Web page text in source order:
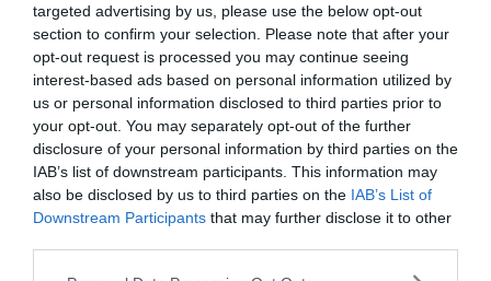
targeted advertising by us, please use the below opt-out
section to confirm your selection. Please note that after your
opt-out request is processed you may continue seeing
interest-based ads based on personal information utilized by
us or personal information disclosed to third parties prior to
your opt-out. You may separately opt-out of the further
disclosure of your personal information by third parties on the
IAB’s list of downstream participants. This information may
also be disclosed by us to third parties on the IAB’s List of
Downstream Participants that may further disclose it to other
È importante non cadere nel rischio di monetizzare
ogni azione: ci sono compiti che vanno remunerati
regolarmente, ma non ogni azioni del bambino
comporta un costo (mi comporto bene e mi dai un
euro!).
La psicologa sottolinea l’importanza anche del
fallimentonella gestione dei soldi: non ci si deve
stupire se all’inizio il bambino spenderà tutto
immediatamente , è solo con la pratica e l’esempio
che capirà il significato di cosa significhi spendere